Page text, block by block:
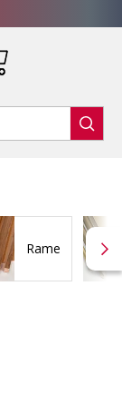
Rame